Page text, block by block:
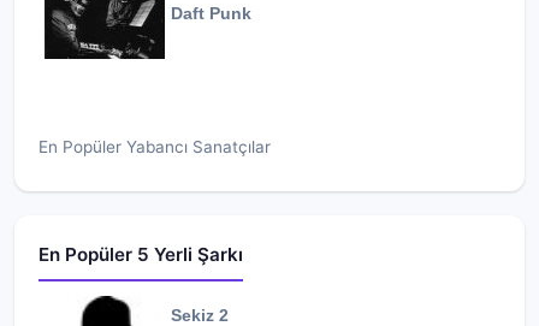
Daft Punk
En Popüler Yabancı Sanatçılar
En Popüler 5 Yerli Şarkı
Sekiz 2